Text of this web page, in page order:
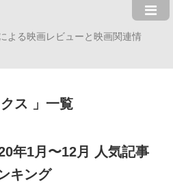
よる映画レビューと映画関連情
ス 一覧
年1月〜12月 人気記事
キング